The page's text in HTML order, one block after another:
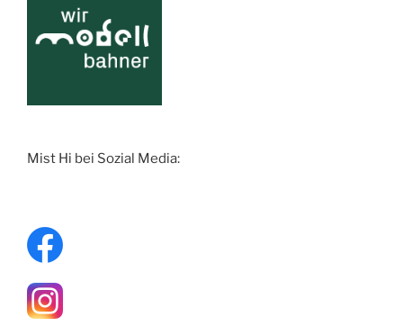
Mist Hi bei Sozial Media: